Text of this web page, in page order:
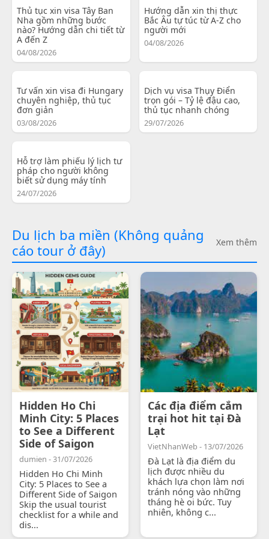
Thủ tục xin visa Tây Ban
Nha gồm những bước
nào? Hướng dẫn chi tiết từ
A đến Z
04/08/2026
Hướng dẫn xin thị thực
Bắc Âu tự túc từ A-Z cho
người mới
04/08/2026
Tư vấn xin visa đi Hungary
chuyên nghiệp, thủ tục
đơn giản
03/08/2026
Dịch vụ visa Thụy Điển
trọn gói – Tỷ lệ đậu cao,
thủ tục nhanh chóng
29/07/2026
Hỗ trợ làm phiếu lý lịch tư
pháp cho người không
biết sử dụng máy tính
24/07/2026
Du lịch ba miền (Không quảng
cáo tour ở đây)
Xem thêm
Hidden Ho Chi
Minh City: 5 Places
to See a Different
Side of Saigon
dumien - 31/07/2026
Hidden Ho Chi Minh
City: 5 Places to See a
Different Side of Saigon
Skip the usual tourist
checklist for a while and
dis...
Các địa điểm cắm
trại hot hit tại Đà
Lạt
VietNhanWeb - 13/07/2026
Đà Lạt là địa điểm du
lịch được nhiều du
khách lựa chọn làm nơi
tránh nóng vào những
tháng hè oi bức. Tuy
nhiên, không c...